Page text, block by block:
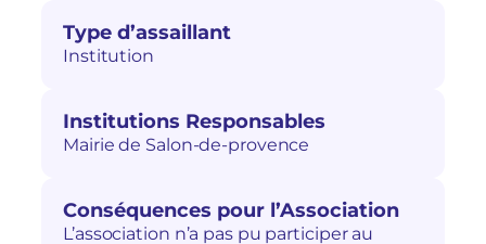
Type d’assaillant
Institution
Institutions Responsables
Mairie de Salon-de-provence
Conséquences pour l’Association
L’association n’a pas pu participer au